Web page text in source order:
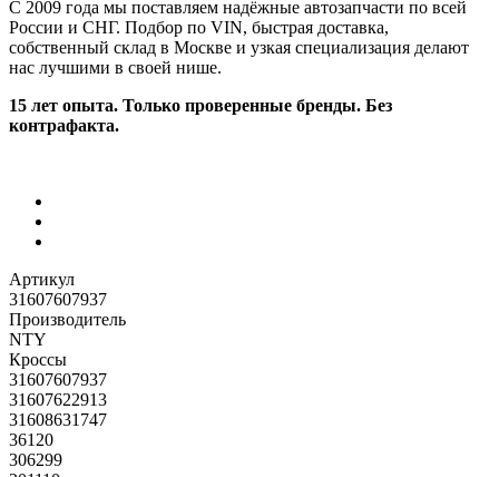
С 2009 года мы поставляем надёжные автозапчасти по всей
России и СНГ. Подбор по VIN, быстрая доставка,
собственный склад в Москве и узкая специализация делают
нас лучшими в своей нише.
15 лет опыта. Только проверенные бренды. Без
контрафакта.
Артикул
31607607937
Производитель
NTY
Кроссы
31607607937
31607622913
31608631747
36120
306299